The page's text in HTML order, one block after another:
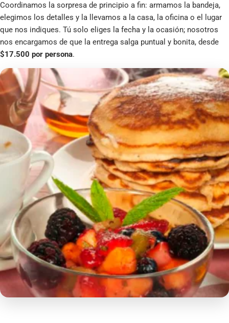
Coordinamos la sorpresa de principio a fin: armamos la bandeja,
elegimos los detalles y la llevamos a la casa, la oficina o el lugar
que nos indiques. Tú solo eliges la fecha y la ocasión; nosotros
nos encargamos de que la entrega salga puntual y bonita, desde
$17.500 por persona.